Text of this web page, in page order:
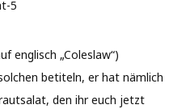
englisch „Coleslaw“)
betiteln, er hat nämlich
den ihr euch jetzt